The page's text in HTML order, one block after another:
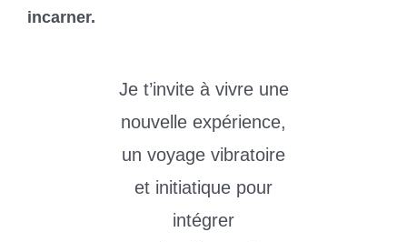
incarner.
Je t’invite à vivre une
nouvelle expérience,
un voyage vibratoire
et initiatique pour
intégrer